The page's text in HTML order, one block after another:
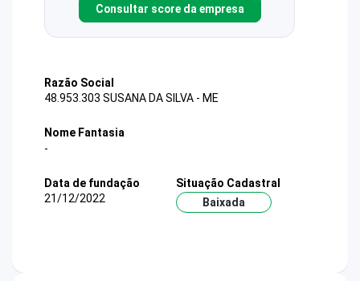
Consultar score da empresa
Razão Social
48.953.303 SUSANA DA SILVA - ME
Nome Fantasia
-
Data de fundação
21/12/2022
Situação Cadastral
Baixada